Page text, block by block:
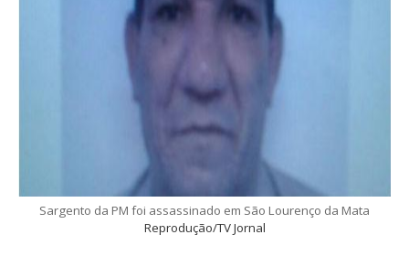
Sargento da PM foi assassinado em São Lourenço da Mata
Reprodução/TV Jornal